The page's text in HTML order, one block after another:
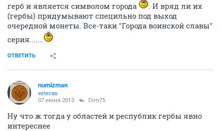
герб и является символом города
. И вряд ли их
(гербы) придумывают специльно под выход
очередной монеты. Все-таки "Города воинской славы"
серия.......
ОТВЕТИТЬ
numizman
veteran
07 июня 2013 Dim75
Ну что ж тогда у областей и республик гербы явно
интереснее